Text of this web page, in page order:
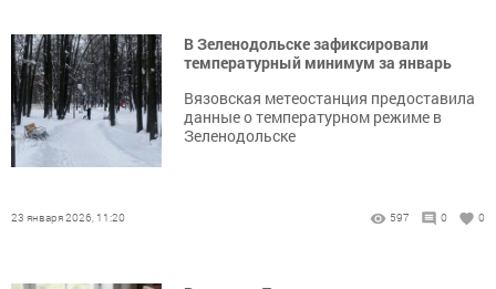
В Зеленодольске зафиксировали
температурный минимум за январь
Вязовская метеостанция предоставила
данные о температурном режиме в
Зеленодольске
23 января 2026, 11:20 597 0 0